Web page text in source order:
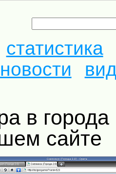
статистика
новости
сайте